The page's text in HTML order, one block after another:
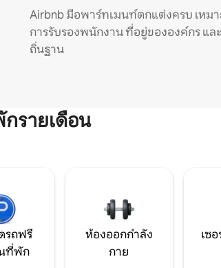
Airbnb มีอพาร์ทเมนท์ตกแต่งครบ เหม
การรับรองพนักงาน ที่อยู่ขององค์กร แล
ถิ่นฐาน
รายเดือน
รถฟรี
ที่พัก
ห้องออกกำลัง
กาย
เซ